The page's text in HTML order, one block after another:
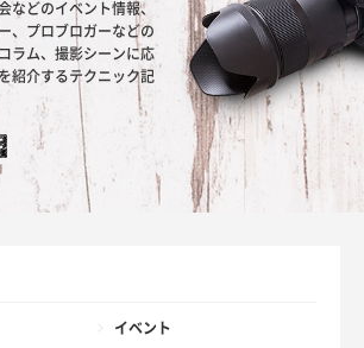
などのイベント情報、
、プロブロガーなどの
ラム、撮影シーンに応
紹介するテクニック記
イベント